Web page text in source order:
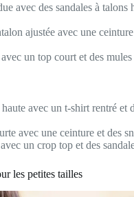
avec des sandales à talons
ajustée avec une
un top court et des
avec un t-shirt rentré et
avec une ceinture et des
un crop top et des
les petites tailles